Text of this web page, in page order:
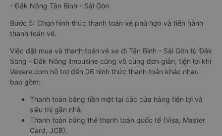
- Đắk Nông Tân Bình - Sài Gòn
Bước 5: Chọn hình thức thanh toán vé phù hợp và tiến hành
thanh toán vé.
Việc đặt mua và thanh toán vé xe đi Tân Bình - Sài Gòn từ Đăk
Song - Đắk Nông limousine cũng vô cùng đơn giản, tiện lợi khi
Vexere.com hỗ trợ đến 06 hình thức thanh toán khác nhau
bao gồm:
Thanh toán bằng tiền mặt tại các cửa hàng tiện lợi và
siêu thị gần nhà.
Thanh toán bằng thẻ thanh toán quốc tế (Visa, Master
Card, JCB).